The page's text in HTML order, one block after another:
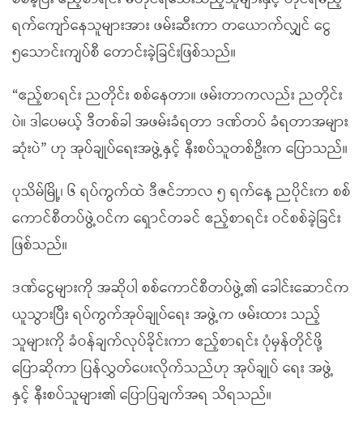
ရက်ကျော်နေသူများအား ဖမ်းဆီးကာ တယောက်လျှင် ငွေ
၅သောင်းကျပ်စီ တောင်းခဲ့ခြင်းဖြစ်သည်။
“ဧည့်စာရင်း ညတိုင်း စစ်နေတာ။ ဖမ်းတာကလည်း ညတိုင်း
ပဲ။ ဒါပေမယ့် ဒီတစ်ခါ အဖမ်းခံရတာ ဒဏ်တပ် ခံရတာအများ
ဆုံးပဲ” ဟု အုပ်ချုပ်ရေးအဖွဲ့နှင့် နီးစပ်သူတစ်ဦးက ပြောသည်။
ပုသိမ်မြို့၊ ၆ ရပ်ကွက်ထဲ ဒီဇင်ဘာလ ၅ ရက်နေ့ ညပိုင်းက စစ်
ကောင်စီတပ်ဖွဲ့ဝင်က ရှောင်တခင် ဧည့်စာရင်း ဝင်စစ်ခဲ့ခြင်း
ဖြစ်သည်။
ဒဏ်ငွေများကို အဆိုပါ စစ်ကောင်စီတပ်ဖွဲ့၏ ခေါင်းဆောင်က
ယူသွားပြီး ရပ်ကွက်အုပ်ချုပ်ရေး အဖွဲ့က ဖမ်းထား သည့်
သူများကို ခံဝန်ချက်လုပ်ခိုင်းကာ ဧည့်စာရင်း ပုံမှန်တိုင်ဖို့
ပြောဆိုကာ ပြန်လွှတ်ပေးလိုက်သည်ဟု အုပ်ချုပ် ရေး အဖွဲ့
နှင့် နီးစပ်သူများ၏ ပြောပြချက်အရ သိရသည်။